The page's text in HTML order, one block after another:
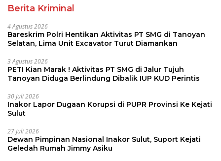
Berita Kriminal
4 Agustus 2026
Bareskrim Polri Hentikan Aktivitas PT SMG di Tanoyan
Selatan, Lima Unit Excavator Turut Diamankan
3 Agustus 2026
PETI Kian Marak ! Aktivitas PT SMG di Jalur Tujuh
Tanoyan Diduga Berlindung Dibalik IUP KUD Perintis
30 Juli 2026
Inakor Lapor Dugaan Korupsi di PUPR Provinsi Ke Kejati
Sulut
27 Juli 2026
Dewan Pimpinan Nasional Inakor Sulut, Suport Kejati
Geledah Rumah Jimmy Asiku